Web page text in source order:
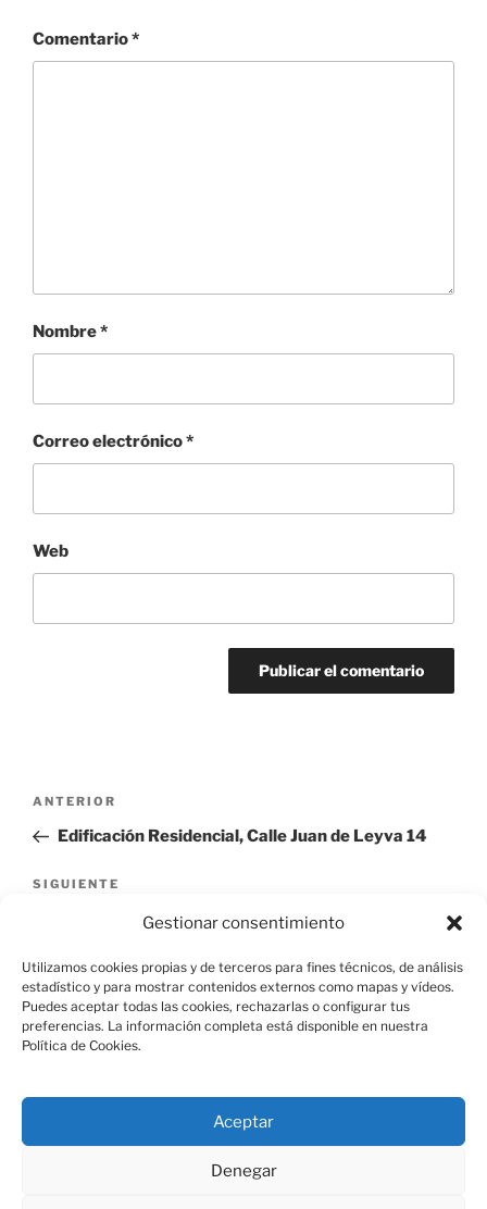
Gestionar consentimiento
Utilizamos cookies propias y de terceros para fines técnicos, de análisis
estadístico y para mostrar contenidos externos como mapas y vídeos.
Puedes aceptar todas las cookies, rechazarlas o configurar tus
preferencias. La información completa está disponible en nuestra
Política de Cookies.
Aceptar
Denegar
Comentario*
Nombre*
Correo electrónico*
Web
Navegación
entradas
Entrada
anterior:
ANTERIOR
Edificación Residencial, Calle Juan de Leyva 14
Siguiente
SIGUIENTE
Edificación Residencial, Cale de las Pozas 29, 31